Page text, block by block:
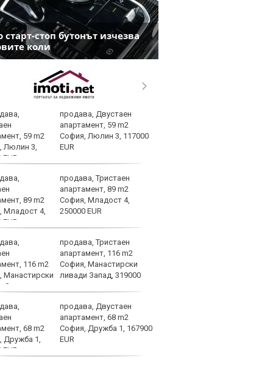
стоп бутонът изчезва
коли
продава, Двустаен
апартамент, 59 m2
София, Люлин 3, 117000
EUR
продава, Тристаен
апартамент, 89 m2
София, Младост 4,
250000 EUR
продава, Тристаен
апартамент, 116 m2
София, Манастирски
ливади Запад, 319000
продава, Двустаен
апартамент, 68 m2
София, Дружба 1, 167900
EUR